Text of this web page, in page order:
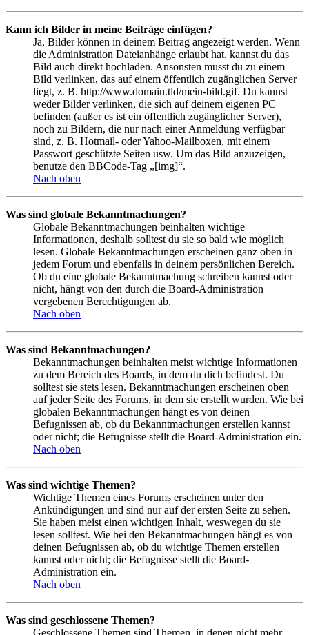
Kann ich Bilder in meine Beiträge einfügen?
Ja, Bilder können in deinem Beitrag angezeigt werden. Wenn
die Administration Dateianhänge erlaubt hat, kannst du das
Bild auch direkt hochladen. Ansonsten musst du zu einem
Bild verlinken, das auf einem öffentlich zugänglichen Server
liegt, z. B. http://www.domain.tld/mein-bild.gif. Du kannst
weder Bilder verlinken, die sich auf deinem eigenen PC
befinden (außer es ist ein öffentlich zugänglicher Server),
noch zu Bildern, die nur nach einer Anmeldung verfügbar
sind, z. B. Hotmail- oder Yahoo-Mailboxen, mit einem
Passwort geschützte Seiten usw. Um das Bild anzuzeigen,
benutze den BBCode-Tag „[img]“.
Nach oben
Was sind globale Bekanntmachungen?
Globale Bekanntmachungen beinhalten wichtige
Informationen, deshalb solltest du sie so bald wie möglich
lesen. Globale Bekanntmachungen erscheinen ganz oben in
jedem Forum und ebenfalls in deinem persönlichen Bereich.
Ob du eine globale Bekanntmachung schreiben kannst oder
nicht, hängt von den durch die Board-Administration
vergebenen Berechtigungen ab.
Nach oben
Was sind Bekanntmachungen?
Bekanntmachungen beinhalten meist wichtige Informationen
zu dem Bereich des Boards, in dem du dich befindest. Du
solltest sie stets lesen. Bekanntmachungen erscheinen oben
auf jeder Seite des Forums, in dem sie erstellt wurden. Wie bei
globalen Bekanntmachungen hängt es von deinen
Befugnissen ab, ob du Bekanntmachungen erstellen kannst
oder nicht; die Befugnisse stellt die Board-Administration ein.
Nach oben
Was sind wichtige Themen?
Wichtige Themen eines Forums erscheinen unter den
Ankündigungen und sind nur auf der ersten Seite zu sehen.
Sie haben meist einen wichtigen Inhalt, weswegen du sie
lesen solltest. Wie bei den Bekanntmachungen hängt es von
deinen Befugnissen ab, ob du wichtige Themen erstellen
kannst oder nicht; die Befugnisse stellt die Board-
Administration ein.
Nach oben
Was sind geschlossene Themen?
Geschlossene Themen sind Themen, in denen nicht mehr